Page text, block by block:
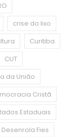
crise do lixo
Curitiba
CUT
da União
Cristã
Estaduais
Desenrola Fies